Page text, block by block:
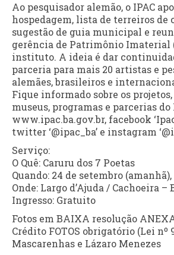
Ao pesquisador alemão, o IPAC
hospedagem, lista de terreiros de
sugestão de guia municipal e
gerência de Patrimônio Imaterial
instituto. A ideia é dar
parceria para mais 20 artistas e
alemães, brasileiros e
Fique informado sobre os
museus, programas e parcerias do
www.ipac.ba.gov.br, facebook
twitter ‘@ipac_ba’ e instagram
Serviço:
O Quê: Caruru dos 7 Poetas
Quando: 24 de setembro
Onde: Largo d’Ajuda / Cachoeira –
Ingresso: Gratuito
Fotos em BAIXA resolução
Crédito FOTOS obrigatório (Lei nº
Mascarenhas e Lázaro Menezes